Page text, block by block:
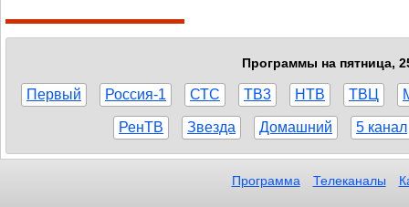
Программы на пятница,
Первый Россия-1 СТС ТВ3 НТВ ТВЦ
РенТВ Звезда Домашний 5 канал
Программа Телеканалы